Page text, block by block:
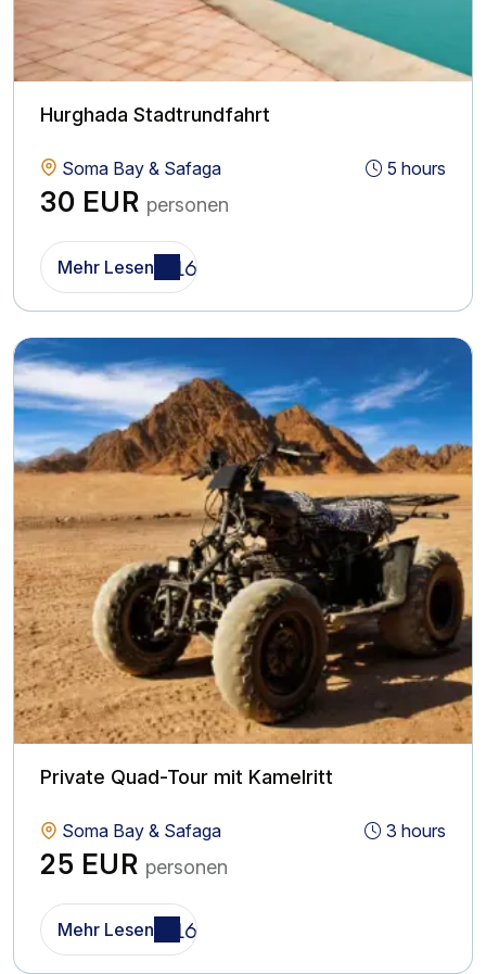
Hurghada Stadtrundfahrt
Soma Bay & Safaga 5 hours
30 EUR personen
Mehr Lesen
Private Quad-Tour mit Kamelritt
Soma Bay & Safaga 3 hours
25 EUR personen
Mehr Lesen